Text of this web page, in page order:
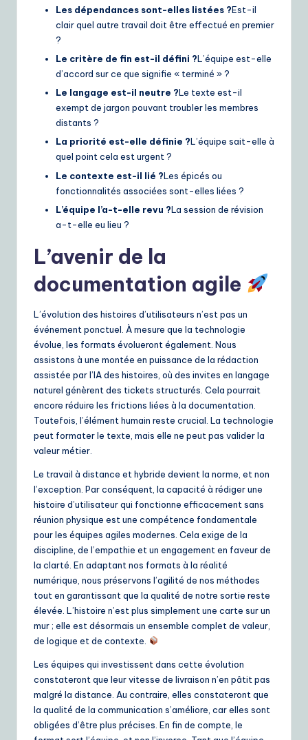
Les dépendances sont-elles listées ?Est-il
clair quel autre travail doit être effectué en premier
?
Le critère de fin est-il défini ?L’équipe est-elle
d’accord sur ce que signifie « terminé » ?
Le langage est-il neutre ?Le texte est-il
exempt de jargon pouvant troubler les membres
distants ?
La priorité est-elle définie ?L’équipe sait-elle à
quel point cela est urgent ?
Le contexte est-il lié ?Les épicés ou
fonctionnalités associées sont-elles liées ?
L’équipe l’a-t-elle revu ?La session de révision
a-t-elle eu lieu ?
L’avenir de la
documentation agile
L’évolution des histoires d’utilisateurs n’est pas un
événement ponctuel. À mesure que la technologie
évolue, les formats évolueront également. Nous
assistons à une montée en puissance de la rédaction
assistée par l’IA des histoires, où des invites en langage
naturel génèrent des tickets structurés. Cela pourrait
encore réduire les frictions liées à la documentation.
Toutefois, l’élément humain reste crucial. La technologie
peut formater le texte, mais elle ne peut pas valider la
valeur métier.
Le travail à distance et hybride devient la norme, et non
l’exception. Par conséquent, la capacité à rédiger une
histoire d’utilisateur qui fonctionne efficacement sans
réunion physique est une compétence fondamentale
pour les équipes agiles modernes. Cela exige de la
discipline, de l’empathie et un engagement en faveur de
la clarté. En adaptant nos formats à la réalité
numérique, nous préservons l’agilité de nos méthodes
tout en garantissant que la qualité de notre sortie reste
élevée. L’histoire n’est plus simplement une carte sur un
mur ; elle est désormais un ensemble complet de valeur,
de logique et de contexte.
Les équipes qui investissent dans cette évolution
constateront que leur vitesse de livraison n’en pâtit pas
malgré la distance. Au contraire, elles constateront que
la qualité de la communication s’améliore, car elles sont
obligées d’être plus précises. En fin de compte, le